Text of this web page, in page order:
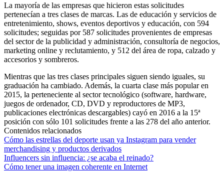
La mayoría de las empresas que hicieron estas solicitudes
pertenecían a tres clases de marcas. Las de educación y servicios de
entretenimiento, shows, eventos deportivos y educación, con 594
solicitudes; seguidas por 587 solicitudes provenientes de empresas
del sector de la publicidad y administración, consultoría de negocios,
marketing online y reclutamiento, y 512 del área de ropa, calzado y
accesorios y sombreros.
Mientras que las tres clases principales siguen siendo iguales, su
graduación ha cambiado. Además, la cuarta clase más popular en
2015, la perteneciente al sector tecnológico (software, hardware,
juegos de ordenador, CD, DVD y reproductores de MP3,
publicaciones electrónicas descargables) cayó en 2016 a la 15ª
posición con sólo 101 solicitudes frente a las 278 del año anterior.
Contenidos relacionados
Cómo las estrellas del deporte usan ya Instagram para vender
merchandising y productos derivados
Influencers sin influencia: ¿se acaba el reinado?
Cómo tener una imagen coherente en Internet